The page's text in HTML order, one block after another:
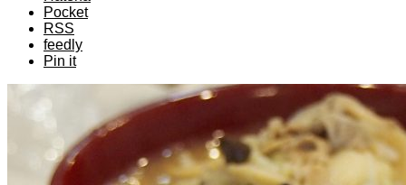
Pocket
RSS
feedly
Pin it